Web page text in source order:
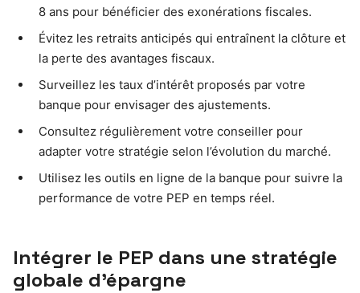
8 ans pour bénéficier des exonérations fiscales.
Évitez les retraits anticipés qui entraînent la clôture et
la perte des avantages fiscaux.
Surveillez les taux d’intérêt proposés par votre
banque pour envisager des ajustements.
Consultez régulièrement votre conseiller pour
adapter votre stratégie selon l’évolution du marché.
Utilisez les outils en ligne de la banque pour suivre la
performance de votre PEP en temps réel.
Intégrer le PEP dans une stratégie
globale d’épargne